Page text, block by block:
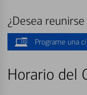
¿Desea
Programe una
Horario del